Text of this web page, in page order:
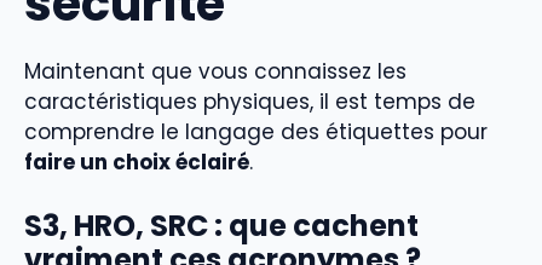
Maintenant que vous connaissez les
caractéristiques physiques, il est temps de
comprendre le langage des étiquettes pour
faire un choix éclairé.
S3, HRO, SRC : que cachent